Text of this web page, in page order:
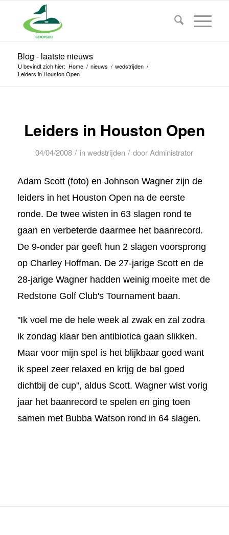
Blog - laatste nieuws
U bevindt zich hier: Home / nieuws / wedstrijden /
Leiders in Houston Open
Leiders in Houston Open
04/04/2008 / inwedstrijden / door Administrator
Adam Scott (foto) en Johnson Wagner zijn de
leiders in het Houston Open na de eerste
ronde. De twee wisten in 63 slagen rond te
gaan en verbeterde daarmee het baanrecord.
De 9-onder par geeft hun 2 slagen voorsprong
op Charley Hoffman. De 27-jarige Scott en de
28-jarige Wagner hadden weinig moeite met de
Redstone Golf Club's Tournament baan.
"Ik voel me de hele week al zwak en zal zodra
ik zondag klaar ben antibiotica gaan slikken.
Maar voor mijn spel is het blijkbaar goed want
ik speel zeer relaxed en krijg de bal goed
dichtbij de cup", aldus Scott. Wagner wist vorig
jaar het baanrecord te spelen en ging toen
samen met Bubba Watson rond in 64 slagen.